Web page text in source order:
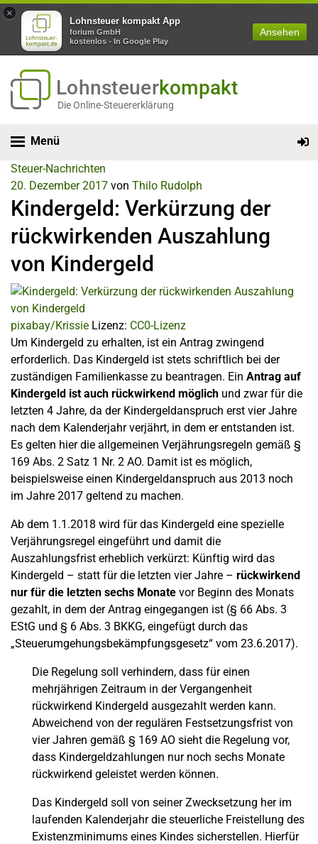
×
Lohnsteuer kompakt App
forium GmbH
kostenlos - In Google Play
Ansehen
Lohnsteuerkompakt
Die Online-Steuererklärung
Menü
Steuer-Nachrichten
20. Dezember 2017 von Thilo Rudolph
Kindergeld: Verkürzung der
rückwirkenden Auszahlung
von Kindergeld
pixabay/Krissie Lizenz: CC0-Lizenz
Um Kindergeld zu erhalten, ist ein Antrag zwingend
erforderlich. Das Kindergeld ist stets schriftlich bei der
zuständigen Familienkasse zu beantragen. Ein Antrag auf
Kindergeld ist auch rückwirkend möglich und zwar für die
letzten 4 Jahre, da der Kindergeldanspruch erst vier Jahre
nach dem Kalenderjahr verjährt, in dem er entstanden ist.
Es gelten hier die allgemeinen Verjährungsregeln gemäß §
169 Abs. 2 Satz 1 Nr. 2 AO. Damit ist es möglich,
beispielsweise einen Kindergeldanspruch aus 2013 noch
im Jahre 2017 geltend zu machen.
Ab dem 1.1.2018 wird für das Kindergeld eine spezielle
Verjährungsregel eingeführt und damit die
Auszahlungsfrist erheblich verkürzt: Künftig wird das
Kindergeld – statt für die letzten vier Jahre – rückwirkend
nur für die letzten sechs Monate vor Beginn des Monats
gezahlt, in dem der Antrag eingegangen ist (§ 66 Abs. 3
EStG und § 6 Abs. 3 BKKG, eingefügt durch das
„Steuerumgehungsbekämpfungsgesetz“ vom 23.6.2017).
Die Regelung soll verhindern, dass für einen
mehrjährigen Zeitraum in der Vergangenheit
rückwirkend Kindergeld ausgezahlt werden kann.
Abweichend von der regulären Festsetzungsfrist von
vier Jahren gemäß § 169 AO sieht die Regelung vor,
dass Kindergeldzahlungen nur noch sechs Monate
rückwirkend geleistet werden können.
Das Kindergeld soll von seiner Zwecksetzung her im
laufenden Kalenderjahr die steuerliche Freistellung des
Existenzminimums eines Kindes sicherstellen. Hierfür